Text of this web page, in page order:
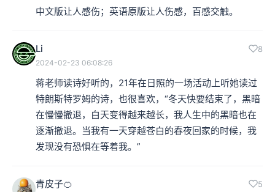
中文版让人感伤；英语原版让人伤感，百感交触。
Li 8
2024-02-23 06:08:26
蒋老师读诗好听的，21年在日照的一场活动上听她读过
特朗斯特罗姆的诗，也很喜欢，“冬天快要结束了，黑暗
在慢慢撤退，白天变得越来越长，我人生中的黑暗也在
逐渐撤退。当我有一天穿越苍白的春夜回家的时候，我
发现没有恐惧在等着我。”
青皮子🍊 5